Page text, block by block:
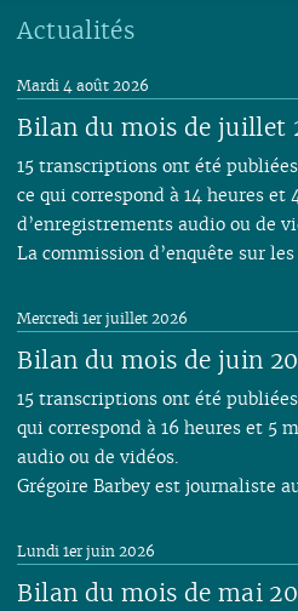
Actualités
Bilan du mois de juillet
Mardi 4 août 2026
15 transcriptions ont été
ce qui correspond à 14 heures et
d’enregistrements audio ou de
La commission d’enquête sur
Bilan du mois de juin
Mercredi 1er juillet 2026
15 transcriptions ont été
qui correspond à 16 heures et 5
audio ou de vidéos.
Grégoire Barbey est journaliste
Bilan du mois de mai
Lundi 1er juin 2026